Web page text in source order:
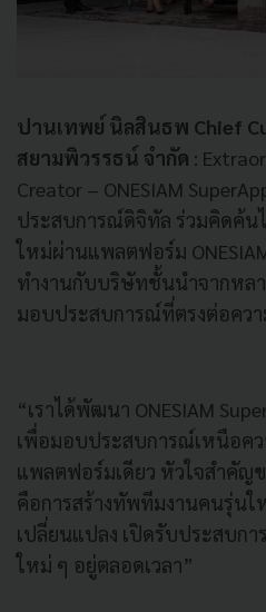
ปานเทพย์ นิลสินธพ Chief
สยามพิวรรธน์ จำกัด :
Creator – ONESIAM
ประสบการณ์ดิจิทัล ร่วมคิดค้น
ใหม่ผ่านแพลตฟอร์ม
ทำงานกับบริษัทชั้นนำจากหล
มอบประสบการณ์ที่ตรงต่อคว
“เราได้พัฒนา ONESIAM
เพื่อมอบประสบการณ์เหนือค
แพลตฟอร์มเดียว หัวใจสำคัญ
คือการสร้างทัพทีมงานคนรุ่น
เปลี่ยนแปลง เปิดรับประสบกา
ใหม่ ๆ อยู่ตลอดเวลา”